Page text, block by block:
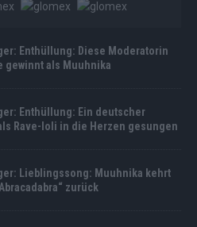
Enthüllung: Diese Moderatorin
gewinnt als Muuhnika
Enthüllung: Ein deutscher
Rave-Ioli in die Herzen gesungen
Lieblingssong: Muuhnika kehrt
zurück